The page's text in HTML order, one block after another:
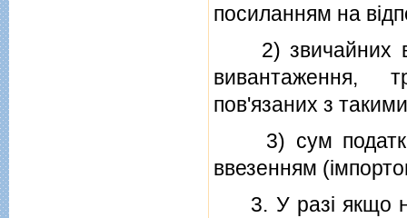
посиланням на
2) звичайних
вивантаження,
пов'язаних з
3) сум податкiв,
ввезенням
3. У разi якщо нi